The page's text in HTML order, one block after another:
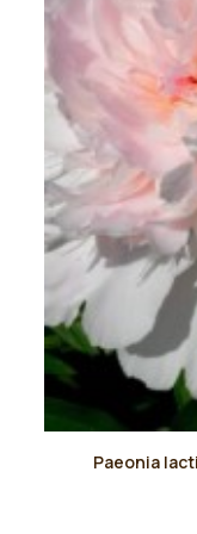
prodotto
prodottoPaeonia